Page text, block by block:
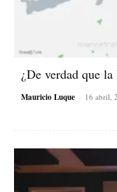
¿De verdad que
Mauricio Luque - 16 abril,